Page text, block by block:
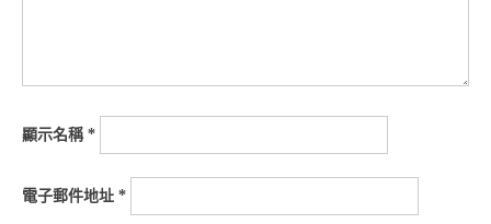
顯示名稱*
電子郵件地址 *